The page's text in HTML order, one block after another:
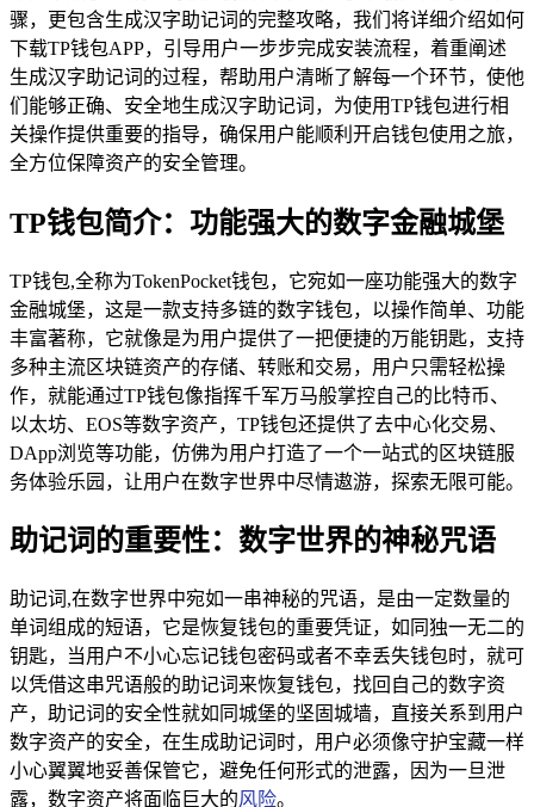
骤，更包含生成汉字助记词的完整攻略，我们将详细介绍如何
下载TP钱包APP，引导用户一步步完成安装流程，着重阐述
生成汉字助记词的过程，帮助用户清晰了解每一个环节，使他
们能够正确、安全地生成汉字助记词，为使用TP钱包进行相
关操作提供重要的指导，确保用户能顺利开启钱包使用之旅，
全方位保障资产的安全管理。
TP钱包简介：功能强大的数字金融城堡
TP钱包,全称为TokenPocket钱包，它宛如一座功能强大的数字
金融城堡，这是一款支持多链的数字钱包，以操作简单、功能
丰富著称，它就像是为用户提供了一把便捷的万能钥匙，支持
多种主流区块链资产的存储、转账和交易，用户只需轻松操
作，就能通过TP钱包像指挥千军万马般掌控自己的比特币、
以太坊、EOS等数字资产，TP钱包还提供了去中心化交易、
DApp浏览等功能，仿佛为用户打造了一个一站式的区块链服
务体验乐园，让用户在数字世界中尽情遨游，探索无限可能。
助记词的重要性：数字世界的神秘咒语
助记词,在数字世界中宛如一串神秘的咒语，是由一定数量的
单词组成的短语，它是恢复钱包的重要凭证，如同独一无二的
钥匙，当用户不小心忘记钱包密码或者不幸丢失钱包时，就可
以凭借这串咒语般的助记词来恢复钱包，找回自己的数字资
产，助记词的安全性就如同城堡的坚固城墙，直接关系到用户
数字资产的安全，在生成助记词时，用户必须像守护宝藏一样
小心翼翼地妥善保管它，避免任何形式的泄露，因为一旦泄
露，数字资产将面临巨大的风险。